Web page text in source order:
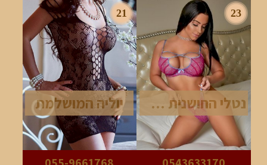
23
נטלי החושנית מאוד
21
יוליה המושלמת